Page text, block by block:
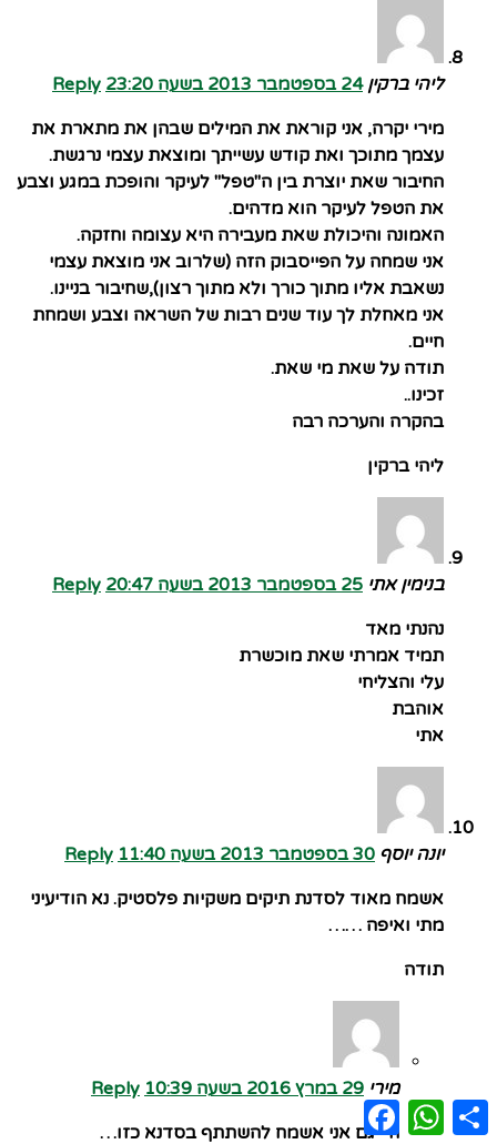
ליהי ברקין 24 בספטמבר 2013 בשעה 23:20
Reply
מירי יקרה, אני קוראת את המילים שבהן את מתארת את
עצמך מתוכך ואת קודש עשייתך ומוצאת עצמי נרגשת.
החיבור שאת יוצרת בין ה"טפל" לעיקר והופכת במגע וצבע
את הטפל לעיקר הוא מדהים.
האמונה והיכולת שאת מעבירה היא עצומה וחזקה.
אני שמחה על הפייסבוק הזה (שלרוב אני מוצאת עצמי
נשאבת אליו מתוך כורך ולא מתוך רצון),שחיבור בניינו.
אני מאחלת לך עוד שנים רבות של השראה וצבע ושמחת
חיים.
תודה על שאת מי שאת.
זכינו..
בהקרה והערכה רבה
ליהי ברקין
בנימין אתי 25 בספטמבר 2013 בשעה 20:47
Reply
נהנתי מאד
תמיד אמרתי שאת מוכשרת
עלי והצליחי
אוהבת
אתי
יונה יוסף 30 בספטמבר 2013 בשעה 11:40
Reply
אשמח מאוד לסדנת תיקים משקיות פלסטיק. נא הודיעיני
מתי ואיפה ……
תודה
מירי 29 במרץ 2016 בשעה 10:39
Reply
היי גם אני אשמח להשתתף בסדנא כזו…
FacebookWhatsAppShare